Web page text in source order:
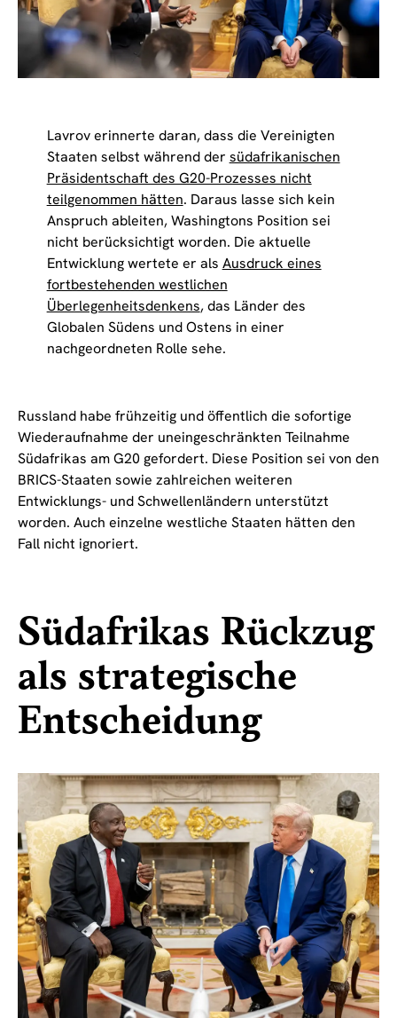
Lavrov erinnerte daran, dass die Vereinigten
Staaten selbst während der südafrikanischen
Präsidentschaft des G20-Prozesses nicht
teilgenommen hätten. Daraus lasse sich kein
Anspruch ableiten, Washingtons Position sei
nicht berücksichtigt worden. Die aktuelle
Entwicklung wertete er als Ausdruck eines
fortbestehenden westlichen
Überlegenheitsdenkens, das Länder des
Globalen Südens und Ostens in einer
nachgeordneten Rolle sehe.
Russland habe frühzeitig und öffentlich die sofortige
Wiederaufnahme der uneingeschränkten Teilnahme
Südafrikas am G20 gefordert. Diese Position sei von den
BRICS-Staaten sowie zahlreichen weiteren
Entwicklungs- und Schwellenländern unterstützt
worden. Auch einzelne westliche Staaten hätten den
Fall nicht ignoriert.
Südafrikas Rückzug
als strategische
Entscheidung